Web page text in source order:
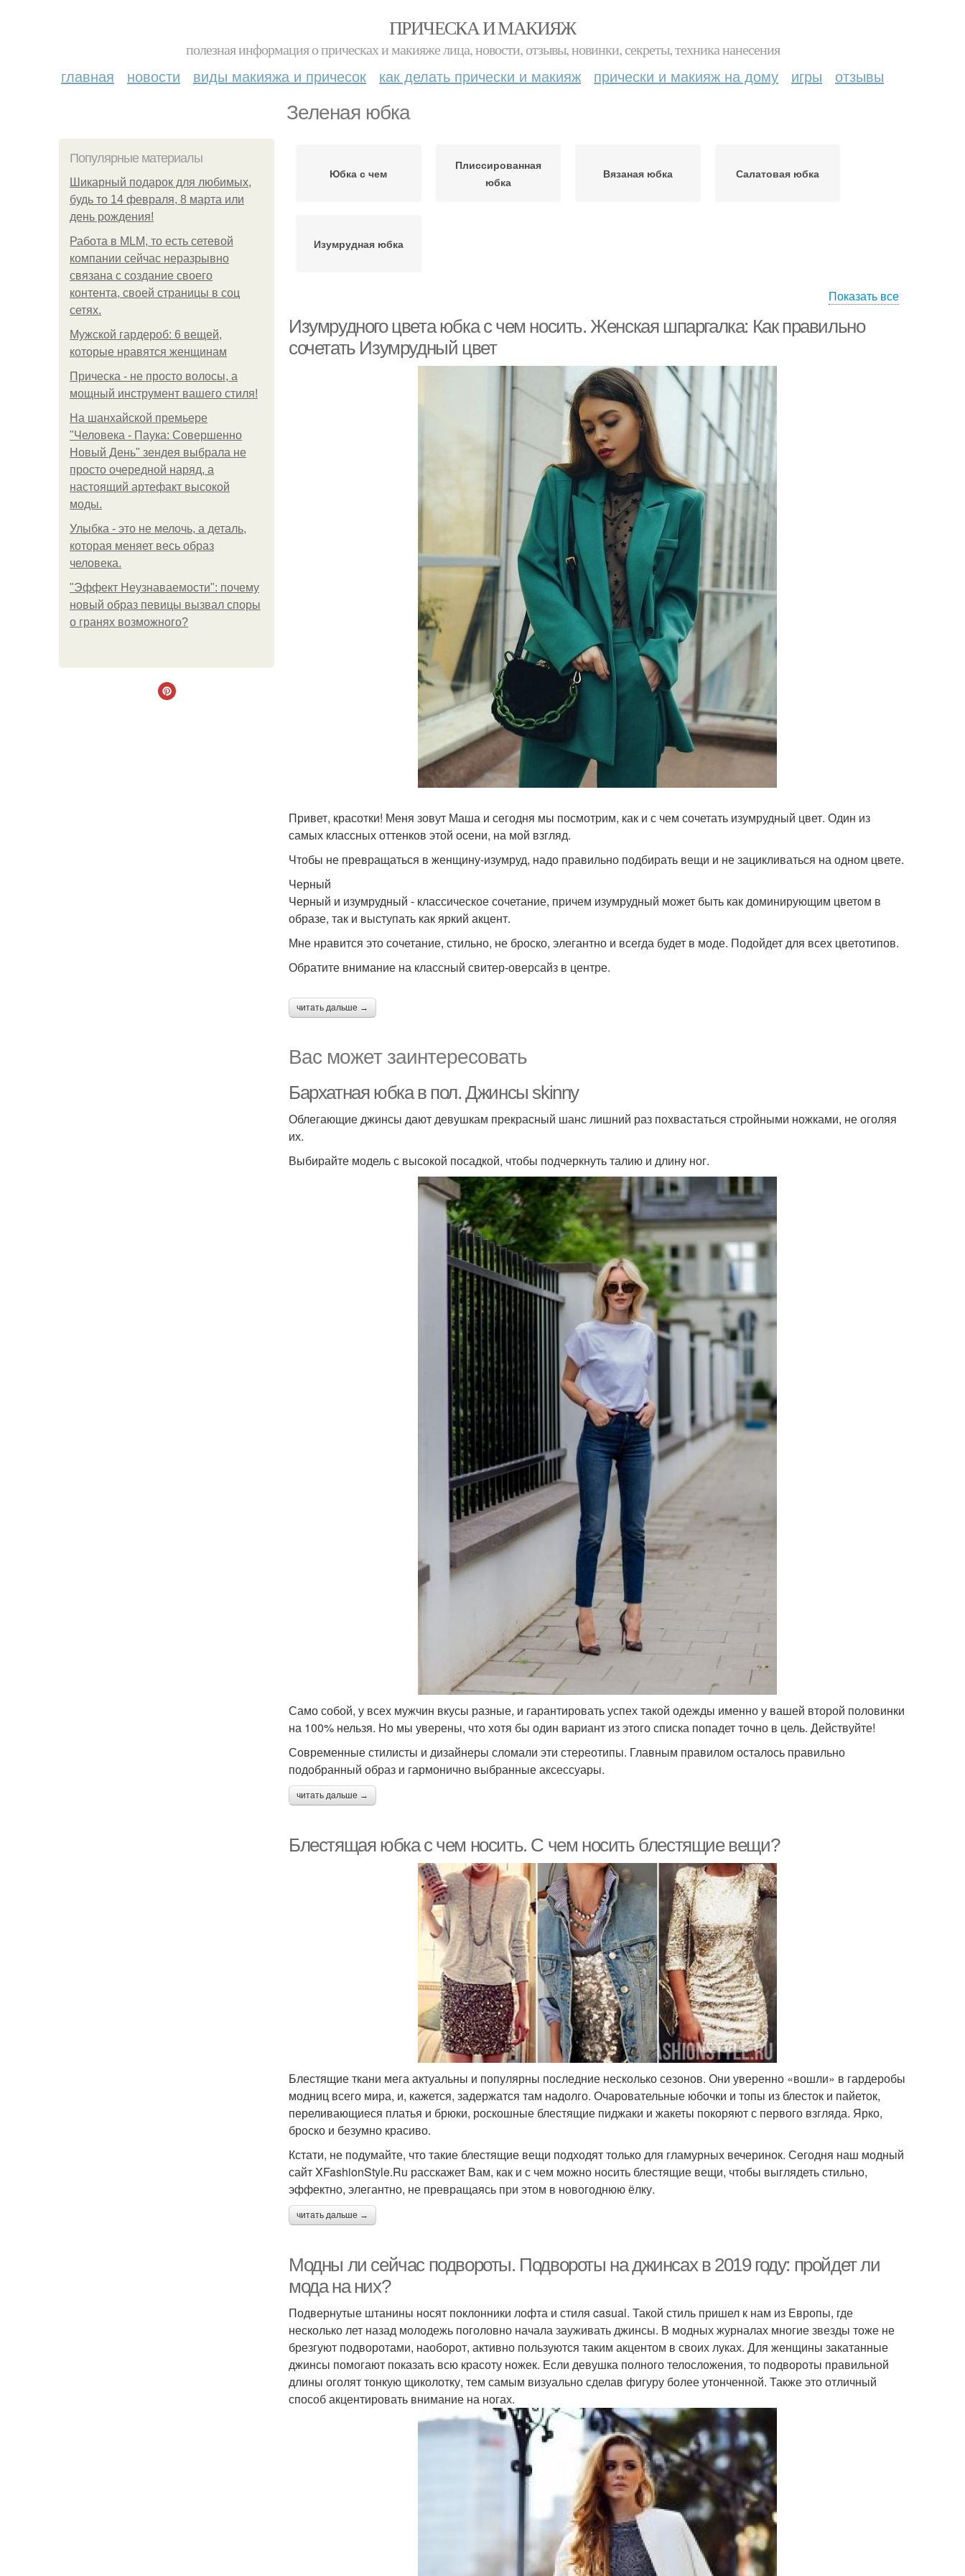
ПРИЧЕСКА И МАКИЯЖ
полезная информация о прическах и макияже лица, новости, отзывы, новинки, секреты, техника нанесения
главная новости виды макияжа и причесок как делать прически и макияж прически и макияж на дому игры отзывы
Зеленая юбка
Популярные материалы
Шикарный подарок для любимых,
будь то 14 февраля, 8 марта или
день рождения!
Работа в MLM, то есть сетевой
компании сейчас неразрывно
связана с создание своего
контента, своей страницы в соц
сетях.
Мужской гардероб: 6 вещей,
которые нравятся женщинам
Прическа - не просто волосы, а
мощный инструмент вашего стиля!
На шанхайской премьере
"Человека - Паука: Совершенно
Новый День" зендея выбрала не
просто очередной наряд, а
настоящий артефакт высокой
моды.
Улыбка - это не мелочь, а деталь,
которая меняет весь образ
человека.
"Эффект Неузнаваемости": почему
новый образ певицы вызвал споры
о гранях возможного?
Юбка с чем
Плиссированная
юбка
Вязаная юбка Салатовая юбка
Изумрудная юбка
Показать все
Изумрудного цвета юбка с чем носить. Женская шпаргалка: Как правильно
сочетать Изумрудный цвет
Привет, красотки! Меня зовут Маша и сегодня мы посмотрим, как и с чем сочетать изумрудный цвет. Один из
самых классных оттенков этой осени, на мой взгляд.
Чтобы не превращаться в женщину-изумруд, надо правильно подбирать вещи и не зацикливаться на одном цвете.
Черный
Черный и изумрудный - классическое сочетание, причем изумрудный может быть как доминирующим цветом в
образе, так и выступать как яркий акцент.
Мне нравится это сочетание, стильно, не броско, элегантно и всегда будет в моде. Подойдет для всех цветотипов.
Обратите внимание на классный свитер-оверсайз в центре.
читать дальше →
Вас может заинтересовать
Бархатная юбка в пол. Джинсы skinny
Облегающие джинсы дают девушкам прекрасный шанс лишний раз похвастаться стройными ножками, не оголяя
их.
Выбирайте модель с высокой посадкой, чтобы подчеркнуть талию и длину ног.
Само собой, у всех мужчин вкусы разные, и гарантировать успех такой одежды именно у вашей второй половинки
на 100% нельзя. Но мы уверены, что хотя бы один вариант из этого списка попадет точно в цель. Действуйте!
Современные стилисты и дизайнеры сломали эти стереотипы. Главным правилом осталось правильно
подобранный образ и гармонично выбранные аксессуары.
читать дальше →
Блестящая юбка с чем носить. С чем носить блестящие вещи?
Блестящие ткани мега актуальны и популярны последние несколько сезонов. Они уверенно «вошли» в гардеробы
модниц всего мира, и, кажется, задержатся там надолго. Очаровательные юбочки и топы из блесток и пайеток,
переливающиеся платья и брюки, роскошные блестящие пиджаки и жакеты покоряют с первого взгляда. Ярко,
броско и безумно красиво.
Кстати, не подумайте, что такие блестящие вещи подходят только для гламурных вечеринок. Сегодня наш модный
сайт XFashionStyle.Ru расскажет Вам, как и с чем можно носить блестящие вещи, чтобы выглядеть стильно,
эффектно, элегантно, не превращаясь при этом в новогоднюю ёлку.
читать дальше →
Модны ли сейчас подвороты. Подвороты на джинсах в 2019 году: пройдет ли
мода на них?
Подвернутые штанины носят поклонники лофта и стиля casual. Такой стиль пришел к нам из Европы, где
несколько лет назад молодежь поголовно начала зауживать джинсы. В модных журналах многие звезды тоже не
брезгуют подворотами, наоборот, активно пользуются таким акцентом в своих луках. Для женщины закатанные
джинсы помогают показать всю красоту ножек. Если девушка полного телосложения, то подвороты правильной
длины оголят тонкую щиколотку, тем самым визуально сделав фигуру более утонченной. Также это отличный
способ акцентировать внимание на ногах.